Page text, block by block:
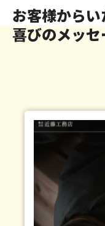
お客様から
喜びのメッ